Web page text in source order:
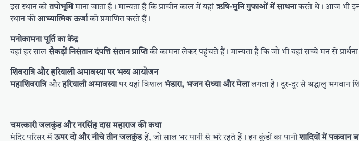
इस स्थान कोतपोभूमिमाना जाता है। मान्यता है कि प्राचीन काल में यहांऋषि-मुनि गुफाओं में साधनाकरते थे। आज भी
स्थान कीआध्यात्मिक ऊर्जाको प्रमाणित करते हैं।
मनोकामना पूर्ति का केंद्र
यहां हर सालसैकड़ों निसंतान दंपत्ति संतान प्राप्तिकी कामना लेकर पहुंचते हैं। मान्यता है कि जो भी यहां सच्चे मन से
शिवरात्रि और हरियाली अमावस्या पर भव्य आयोजन
महाशिवरात्रिऔरहरियाली अमावस्यापर यहां विशाल भंडारा, भजन संध्या और मेलालगता है। दूर-दूर से श्रद्धालु भगवान
चमत्कारी जलकुंड और नरसिंह दास महाराज की कथा
मंदिर परिसर मेंऊपर दो और नीचे तीन जलकुंडहैं, जो साल भर पानी से भरे रहते हैं। इन कुंडों का पानीशादियों में पकवान